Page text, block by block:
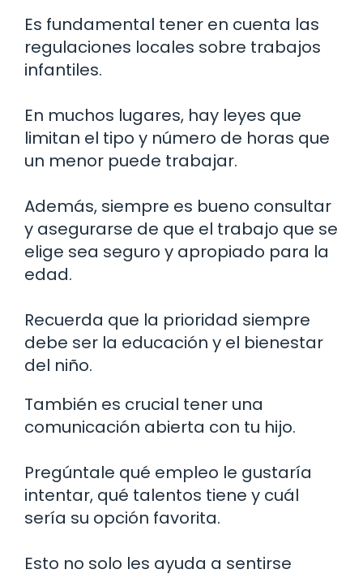
Es fundamental tener en cuenta las
regulaciones locales sobre trabajos
infantiles.
En muchos lugares, hay leyes que
limitan el tipo y número de horas que
un menor puede trabajar.
Además, siempre es bueno consultar
y asegurarse de que el trabajo que se
elige sea seguro y apropiado para la
edad.
Recuerda que la prioridad siempre
debe ser la educación y el bienestar
del niño.
También es crucial tener una
comunicación abierta con tu hijo.
Pregúntale qué empleo le gustaría
intentar, qué talentos tiene y cuál
sería su opción favorita.
Esto no solo les ayuda a sentirse